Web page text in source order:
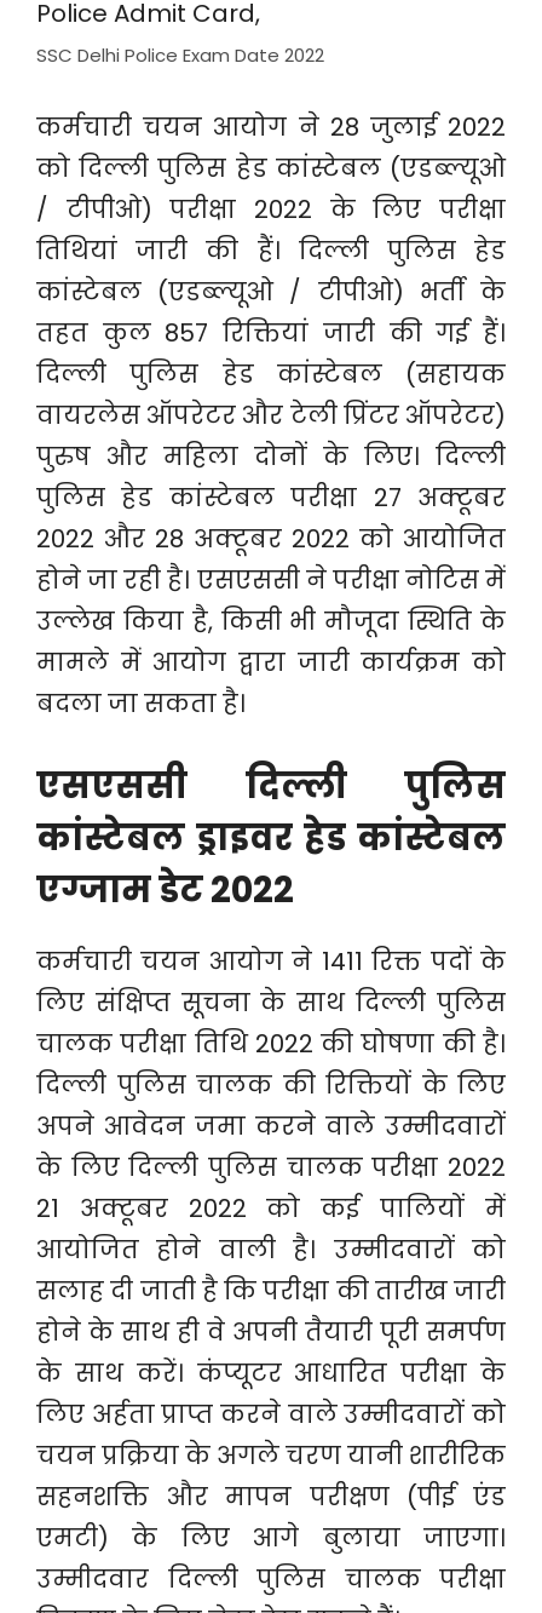
SSC Delhi Police Exam Date 2022
कर्मचारी चयन आयोग ने 28 जुलाई 2022
को दिल्ली पुलिस हेड कांस्टेबल (एडब्ल्यूओ
/ टीपीओ) परीक्षा 2022 के लिए परीक्षा
तिथियां जारी की हैं। दिल्ली पुलिस हेड
कांस्टेबल (एडब्ल्यूओ / टीपीओ) भर्ती के
तहत कुल 857 रिक्तियां जारी की गई हैं।
दिल्ली पुलिस हेड कांस्टेबल (सहायक
वायरलेस ऑपरेटर और टेली प्रिंटर ऑपरेटर)
पुरुष और महिला दोनों के लिए। दिल्ली
पुलिस हेड कांस्टेबल परीक्षा 27 अक्टूबर
2022 और 28 अक्टूबर 2022 को आयोजित
होने जा रही है। एसएससी ने परीक्षा नोटिस में
उल्लेख किया है, किसी भी मौजूदा स्थिति के
मामले में आयोग द्वारा जारी कार्यक्रम को
बदला जा सकता है।
एसएससी दिल्ली पुलिस
कांस्टेबल ड्राइवर हेड कांस्टेबल
एग्जाम डेट 2022
कर्मचारी चयन आयोग ने 1411 रिक्त पदों के
लिए संक्षिप्त सूचना के साथ दिल्ली पुलिस
चालक परीक्षा तिथि 2022 की घोषणा की है।
दिल्ली पुलिस चालक की रिक्तियों के लिए
अपने आवेदन जमा करने वाले उम्मीदवारों
के लिए दिल्ली पुलिस चालक परीक्षा 2022
21 अक्टूबर 2022 को कई पालियों में
आयोजित होने वाली है। उम्मीदवारों को
सलाह दी जाती है कि परीक्षा की तारीख जारी
होने के साथ ही वे अपनी तैयारी पूरी समर्पण
के साथ करें। कंप्यूटर आधारित परीक्षा के
लिए अर्हता प्राप्त करने वाले उम्मीदवारों को
चयन प्रक्रिया के अगले चरण यानी शारीरिक
सहनशक्ति और मापन परीक्षण (पीई एंड
एमटी) के लिए आगे बुलाया जाएगा।
उम्मीदवार दिल्ली पुलिस चालक परीक्षा